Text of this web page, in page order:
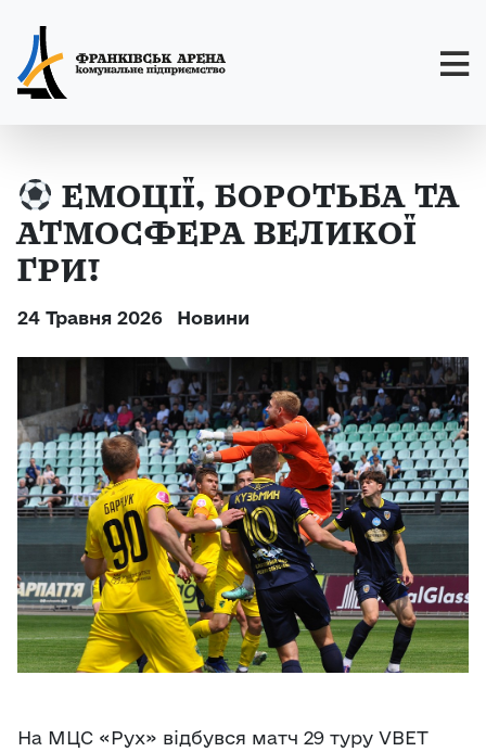
ЕМОЦІЇ, БОРОТЬБА ТА
АТМОСФЕРА ВЕЛИКОЇ
ГРИ!
24 Травня 2026 Новини
На МЦС «Рух» відбувся матч 29 туру VBET